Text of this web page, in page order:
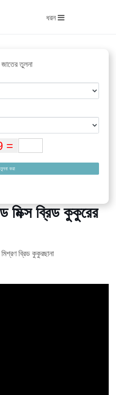
ধরন
তুলনা
তুলনা করা
মিক্স ব্রিড কুকুরের
ব্রিড কুকুরছানা